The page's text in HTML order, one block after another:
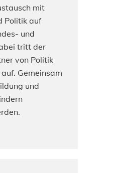
mit
Politik auf
und
tritt der
von Politik
Gemeinsam
und